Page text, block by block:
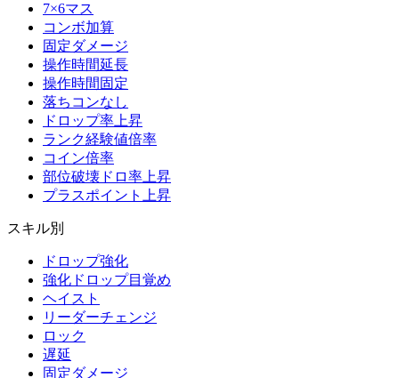
7×6マス
コンボ加算
固定ダメージ
操作時間延長
操作時間固定
落ちコンなし
ドロップ率上昇
ランク経験値倍率
コイン倍率
部位破壊ドロ率上昇
プラスポイント上昇
スキル別
ドロップ強化
強化ドロップ目覚め
ヘイスト
リーダーチェンジ
ロック
遅延
固定ダメージ